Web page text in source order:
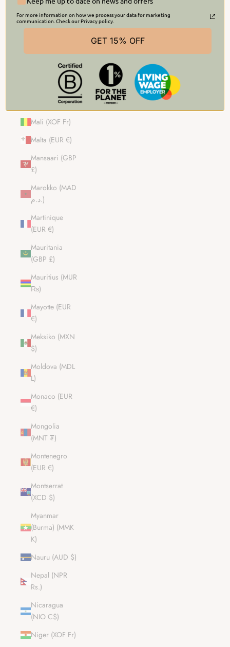
Madagaskar
(GBP £)
Malediivit
(MVR MVR)
Malesia (MYR
Mali (XOF Fr)
Malta (EUR €)
Mansaari (GBP
£)
Marokko (MAD
د.م.)
Martinique
(EUR €)
Mauritania
(GBP £)
Mauritius (MUR
₨)
Mayotte (EUR
€)
Meksiko (MXN
$)
Moldova (MDL
L)
Monaco (EUR
€)
Mongolia
(MNT ₮)
Montenegro
(EUR €)
Montserrat
(XCD $)
Myanmar
(Burma) (MMK
K)
Nauru (AUD $)
Nepal (NPR
Rs.)
Nicaragua
(NIO C$)
Niger (XOF Fr)
For more information on how we process your data for marketing
communication. Check our Privacy policy.
GET 15% OFF